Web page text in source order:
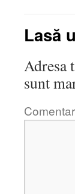
Lasă
Adresa
sunt